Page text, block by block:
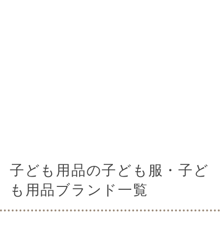
子ども用品の子ども服・子ど
も用品ブランド一覧